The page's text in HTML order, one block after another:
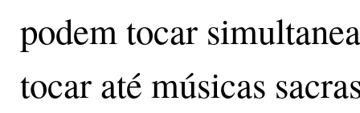
podem tocar
tocar até músicas